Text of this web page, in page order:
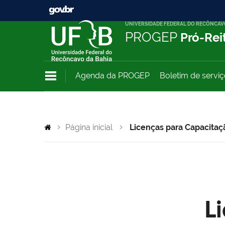
UNIVERSIDADE FEDERAL DO
PROGEP Pró-
Agenda da PROGEP Boletim de
Página inicial Licenças para